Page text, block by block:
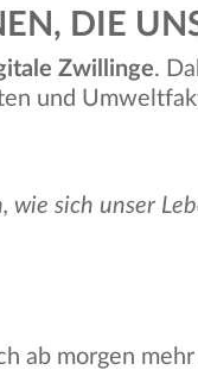
DIE
Zwillinge.
und
sich unser
ab morgen mehr